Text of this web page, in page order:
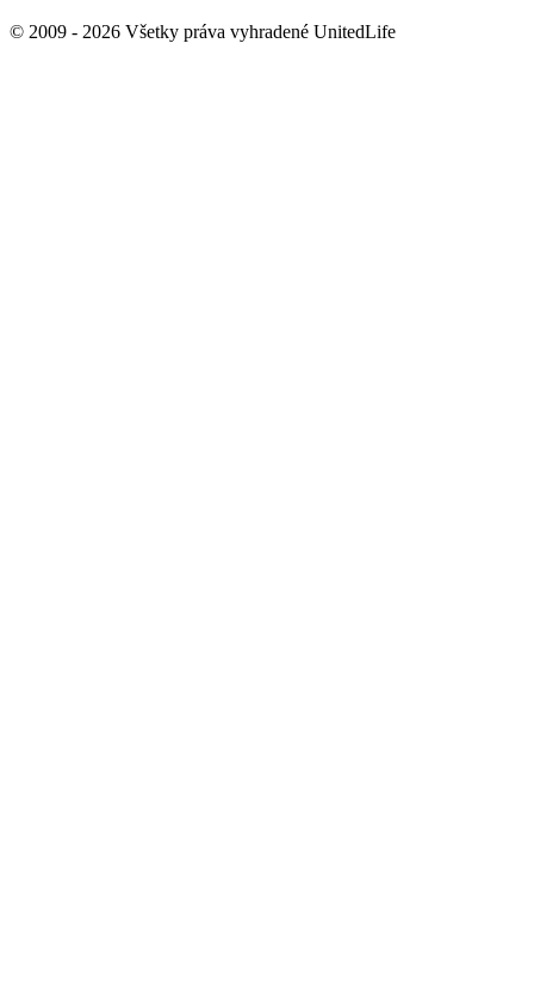
© 2009 - 2026 Všetky práva vyhradené UnitedLife